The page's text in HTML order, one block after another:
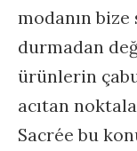
modanın
durmadan
ürünlerin
acıtan
Sacrée bu